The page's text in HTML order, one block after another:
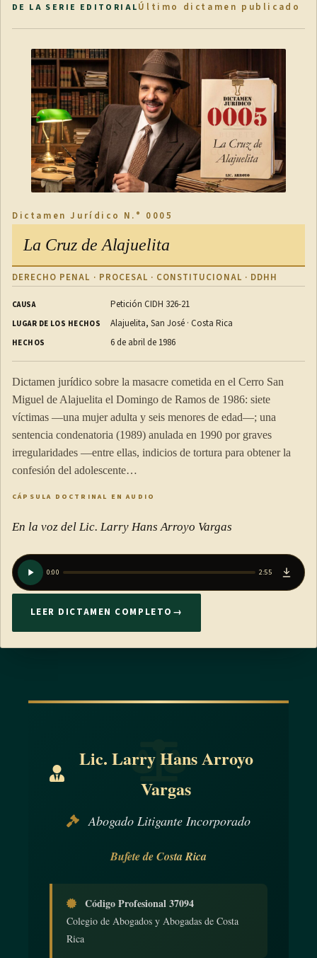
DE LA SERIE EDITORIALÚltimo dictamen publicado
Dictamen Jurídico N.° 0005
La Cruz de Alajuelita
DERECHO PENAL · PROCESAL · CONSTITUCIONAL · DDHH
CAUSA Petición CIDH 326-21
LUGAR DE LOS HECHOS Alajuelita, San José · Costa Rica
HECHOS 6 de abril de 1986
Dictamen jurídico sobre la masacre cometida en el Cerro San
Miguel de Alajuelita el Domingo de Ramos de 1986: siete
víctimas —una mujer adulta y seis menores de edad—; una
sentencia condenatoria (1989) anulada en 1990 por graves
irregularidades —entre ellas, indicios de tortura para obtener la
confesión del adolescente…
CÁPSULA DOCTRINAL EN AUDIO
En la voz del Lic. Larry Hans Arroyo Vargas
0:00 2:55
LEER DICTAMEN COMPLETO →
Lic. Larry Hans Arroyo
Vargas
Abogado Litigante Incorporado
Bufete de Costa Rica
Código Profesional 37094
Colegio de Abogados y Abogadas de Costa
Rica